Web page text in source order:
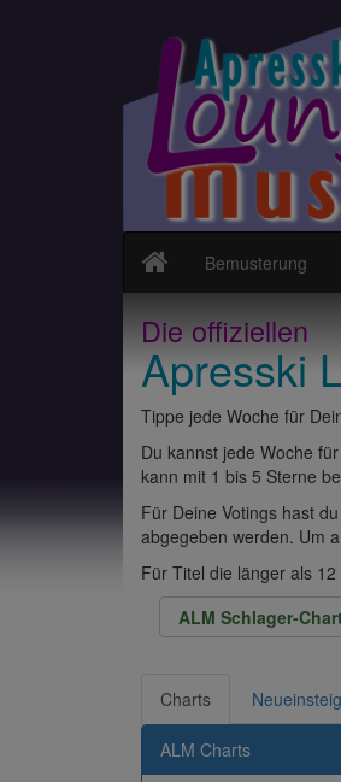
Bemusterung
Die offiziellen
Apresski
Tippe jede Woche für
Du kannst jede Woche
kann mit 1 bis 5 Sterne
Für Deine Votings hast
abgegeben werden. Um
Für Titel die länger als
ALM Schlager-
Charts
ALM Charts